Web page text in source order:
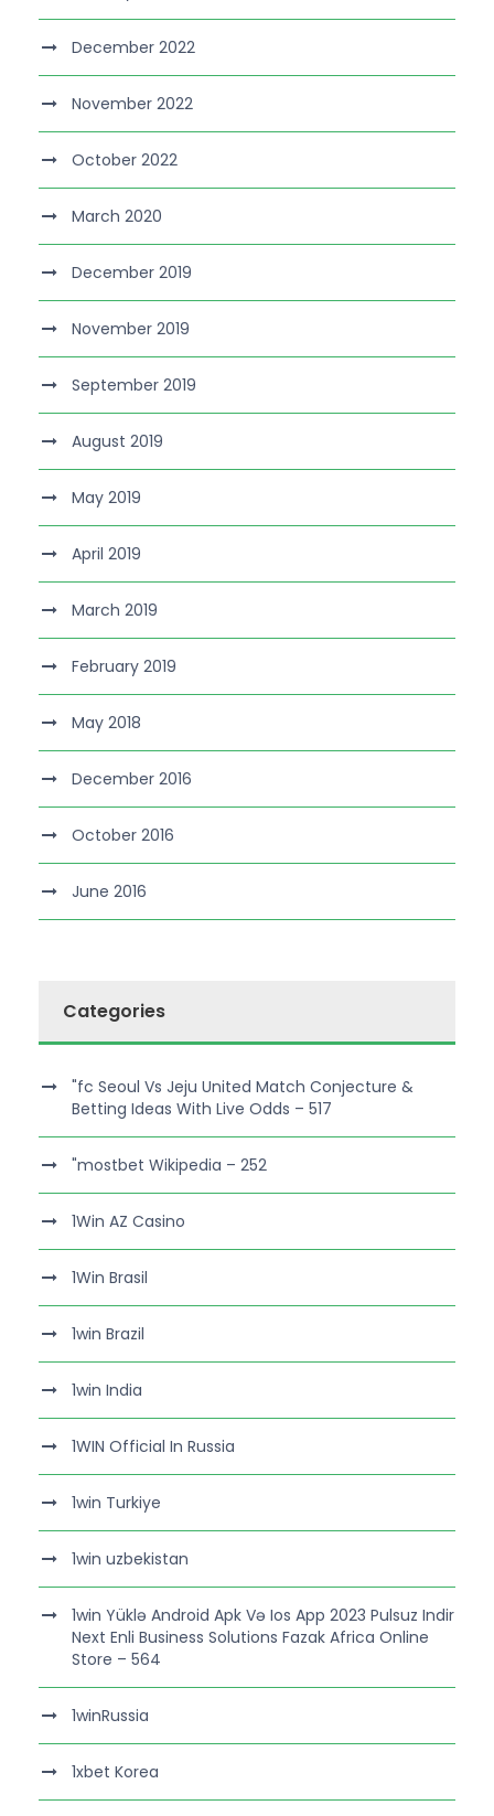
December 2022
November 2022
October 2022
March 2020
December 2019
November 2019
September 2019
August 2019
May 2019
April 2019
March 2019
February 2019
May 2018
December 2016
October 2016
June 2016
Categories
"fc Seoul Vs Jeju United Match Conjecture &
Betting Ideas With Live Odds – 517
"mostbet Wikipedia – 252
1Win AZ Casino
1Win Brasil
1win Brazil
1win India
1WIN Official In Russia
1win Turkiye
1win uzbekistan
1win Yüklə Android Apk Və Ios App 2023 Pulsuz Indir
Next Enli Business Solutions Fazak Africa Online
Store – 564
1winRussia
1xbet Korea